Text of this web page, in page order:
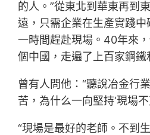
的人。”從東北到華東再到
遠，只需企業在生產實踐
一時間趕赴現場。40年來
個中國，走遍了上百家鋼鐵
曾有人問他：“聽說冶金行
苦，為什么一向堅持‘現場不
“現場是最好的老師。不到